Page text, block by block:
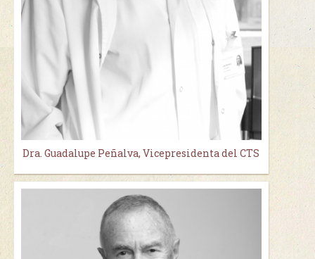
Dra. Guadalupe Peñalva, Vicepresidenta del CTS